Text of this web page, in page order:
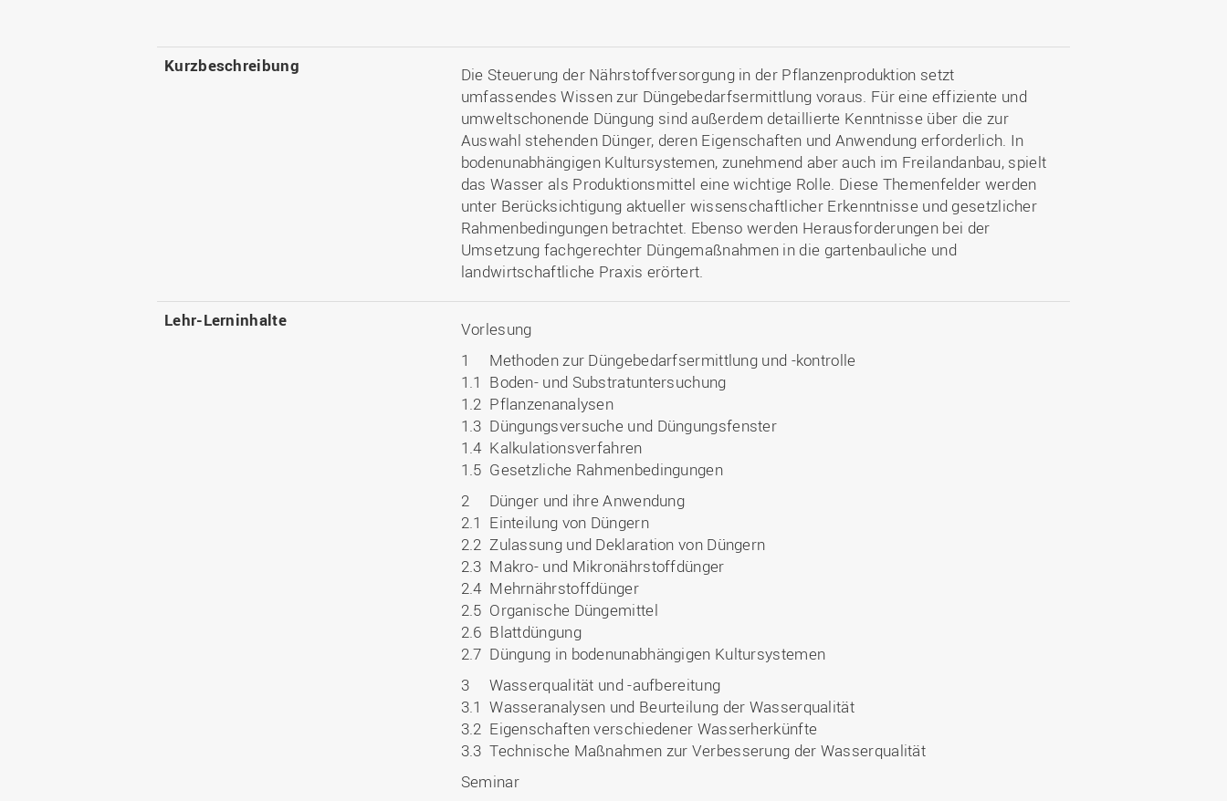
Kurzbeschreibung
Die Steuerung der Nährstoffversorgung in der Pflanzenproduktion setzt
umfassendes Wissen zur Düngebedarfsermittlung voraus. Für eine effiziente und
umweltschonende Düngung sind außerdem detaillierte Kenntnisse über die zur
Auswahl stehenden Dünger, deren Eigenschaften und Anwendung erforderlich. In
bodenunabhängigen Kultursystemen, zunehmend aber auch im Freilandanbau, spielt
das Wasser als Produktionsmittel eine wichtige Rolle. Diese Themenfelder werden
unter Berücksichtigung aktueller wissenschaftlicher Erkenntnisse und gesetzlicher
Rahmenbedingungen betrachtet. Ebenso werden Herausforderungen bei der
Umsetzung fachgerechter Düngemaßnahmen in die gartenbauliche und
landwirtschaftliche Praxis erörtert.
Lehr-Lerninhalte
Vorlesung
1 Methoden zur Düngebedarfsermittlung und -kontrolle
1.1 Boden- und Substratuntersuchung
1.2 Pflanzenanalysen
1.3 Düngungsversuche und Düngungsfenster
1.4 Kalkulationsverfahren
1.5 Gesetzliche Rahmenbedingungen
2 Dünger und ihre Anwendung
2.1 Einteilung von Düngern
2.2 Zulassung und Deklaration von Düngern
2.3 Makro- und Mikronährstoffdünger
2.4 Mehrnährstoffdünger
2.5 Organische Düngemittel
2.6 Blattdüngung
2.7 Düngung in bodenunabhängigen Kultursystemen
3 Wasserqualität und -aufbereitung
3.1 Wasseranalysen und Beurteilung der Wasserqualität
3.2 Eigenschaften verschiedener Wasserherkünfte
3.3 Technische Maßnahmen zur Verbesserung der Wasserqualität
Seminar